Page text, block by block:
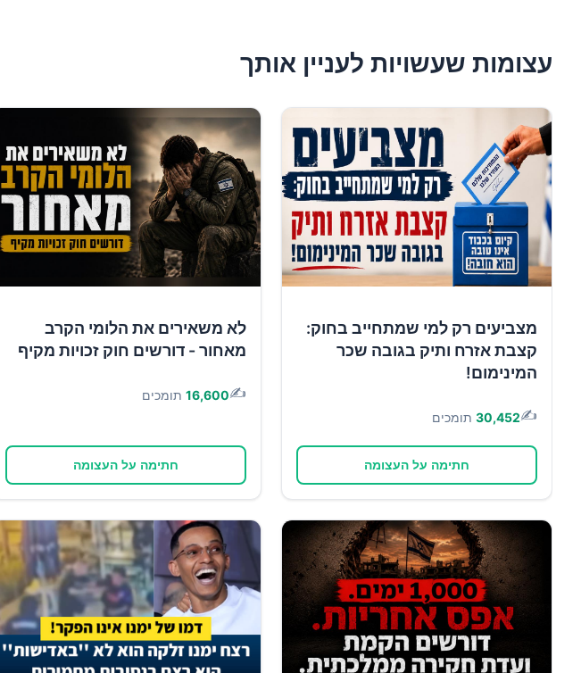
עצומות שעשויות לעניין אותך
מצביעים רק למי שמתחייב בחוק:
קצבת אזרח ותיק בגובה שכר
המינימום!
✍️
30,452 תומכים
חתימה על העצומה
לא משאירים את הלומי הקרב
מאחור - דורשים חוק זכויות מקיף
✍️
16,600 תומכים
חתימה על העצומה